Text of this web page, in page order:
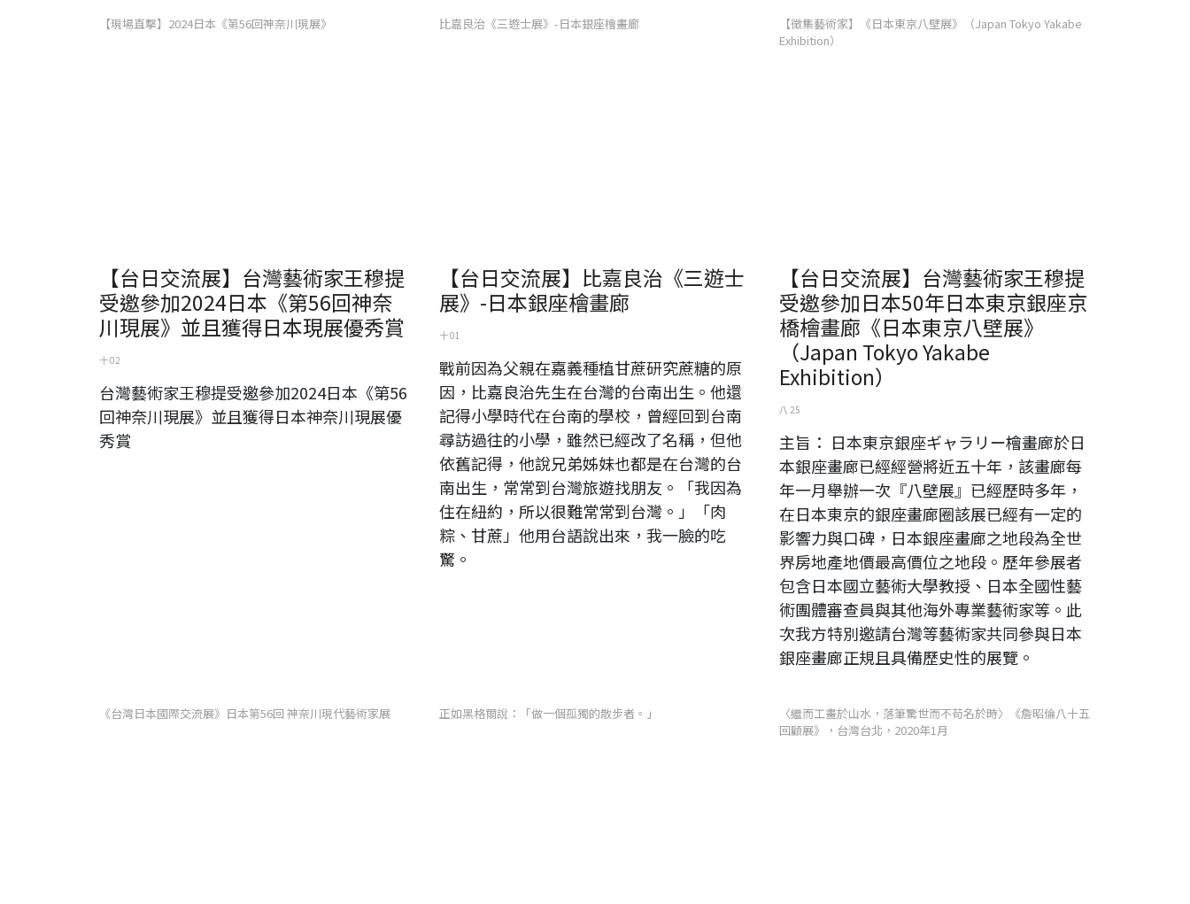
【現場直擊】2024日本《第56回神奈川現展》
【台日交流展】台灣藝術家王穆提
受邀參加2024日本《第56回神奈
川現展》並且獲得日本現展優秀賞
十 02
台灣藝術家王穆提受邀參加2024日本《第56
回神奈川現展》並且獲得日本神奈川現展優
秀賞
比嘉良治《三遊士展》-日本銀座檜畫廊
【台日交流展】比嘉良治《三遊士
展》-日本銀座檜畫廊
十 01
戰前因為父親在嘉義種植甘蔗研究蔗糖的原
因，比嘉良治先生在台灣的台南出生。他還
記得小學時代在台南的學校，曾經回到台南
尋訪過往的小學，雖然已經改了名稱，但他
依舊記得，他說兄弟姊妹也都是在台灣的台
南出生，常常到台灣旅遊找朋友。「我因為
住在紐約，所以很難常常到台灣。」「肉
粽、甘蔗」他用台語說出來，我一臉的吃
驚。
【徵集藝術家】《日本東京八壁展》（Japan Tokyo Yakabe
Exhibition）
【台日交流展】台灣藝術家王穆提
受邀參加日本50年日本東京銀座京
橋檜畫廊《日本東京八壁展》
（Japan Tokyo Yakabe
Exhibition）
八 25
主旨： 日本東京銀座ギャラリー檜畫廊於日
本銀座畫廊已經經營將近五十年，該畫廊每
年一月舉辦一次『八壁展』已經歷時多年，
在日本東京的銀座畫廊圈該展已經有一定的
影響力與口碑，日本銀座畫廊之地段為全世
界房地產地價最高價位之地段。歷年參展者
包含日本國立藝術大學教授、日本全國性藝
術團體審查員與其他海外專業藝術家等。此
次我方特別邀請台灣等藝術家共同參與日本
銀座畫廊正規且具備歷史性的展覽。
《台灣日本國際交流展》日本第56回 神奈川現代藝術家展 正如黑格爾說：「做一個孤獨的散步者。」
〈繼而工畫於山水，落筆驚世而不苟名於時〉《詹昭倫八十五
回顧展》，台灣台北，2020年1月